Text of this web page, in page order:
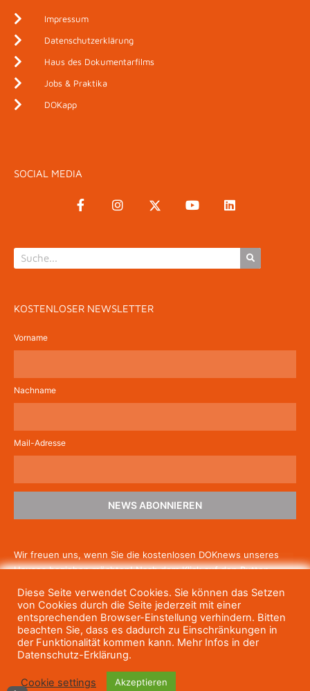
Impressum
Datenschutzerklärung
Haus des Dokumentarfilms
Jobs & Praktika
DOKapp
SOCIAL MEDIA
KOSTENLOSER NEWSLETTER
Vorname
Nachname
Mail-Adresse
NEWS ABONNIEREN
Wir freuen uns, wenn Sie die kostenlosen DOKnews unseres
Hauses beziehen möchten! Nach dem Klick auf den Button
um die Newsletter-Anmeldung abzuschließen. Wenn Sie unsere
Gratis-News irgendwann nicht mehr erhalten wollen, können
Siesich jederzeit einfach wieder abmelden.
Diese Seite verwendet Cookies. Sie können das Setzen
von Cookies durch die Seite jederzeit mit einer
entsprechenden Browser-Einstellung verhindern. Bitten
beachten Sie, dass es dadurch zu Einschränkungen in
der Funktionalität kommen kann. Mehr Infos in der
Datenschutz-Erklärung.
Cookie settings Akzeptieren